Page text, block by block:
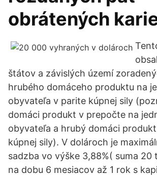
obrátených
štátov a závislých území
hrubého domáceho produktu na
obyvateľa v parite kúpnej sily
domáci produkt v prepočte na
obyvateľa a hrubý domáci
kúpnej sily). V dolároch je
sadzba vo výške 3,88%( suma 20
na dobu 6 mesiacov až 1 rok s